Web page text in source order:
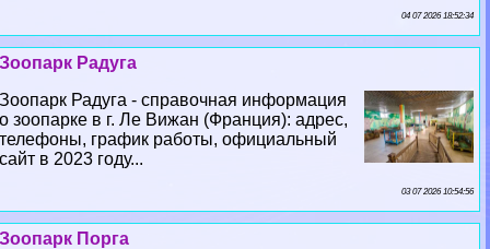
04 07 2026 18:52:34
Зоопарк Радуга
Зоопарк Радуга - справочная информация
о зоопарке в г. Ле Вижан (Франция): адрес,
телефоны, график работы, официальный
сайт в 2023 году...
03 07 2026 10:54:56
Зоопарк Порга